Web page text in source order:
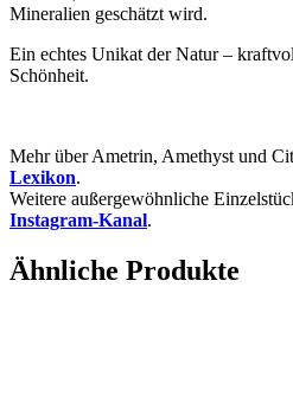
Mineralien geschätzt wird.
Ein echtes Unikat der Natur –
Schönheit.
Mehr über Ametrin, Amethyst und
Lexikon.
Weitere außergewöhnliche
Instagram-Kanal.
Ähnliche Produkte